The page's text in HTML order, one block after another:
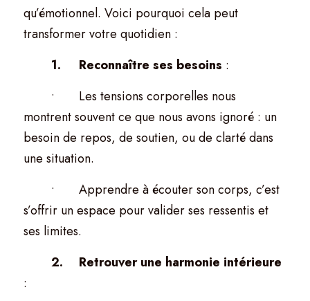
qu’émotionnel. Voici pourquoi cela peut
transformer votre quotidien :
	1.	Reconnaître ses besoins
:
montrent souvent ce que nous avons ignoré : un
besoin de repos, de soutien, ou de clarté dans
une situation.
s’offrir un espace pour valider ses ressentis et
ses limites.
	2.	Retrouver une harmonie intérieure
: